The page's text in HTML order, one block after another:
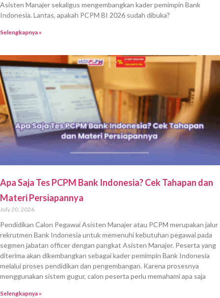
Asisten Manajer sekaligus mengembangkan kader pemimpin Bank
Indonesia. Lantas, apakah PCPM BI 2026 sudah dibuka?
Selengkapnya »
Apa Saja Tes PCPM Bank Indonesia? Cek Tahapan dan
Materi Persiapannya
July 20, 2026
Pendidikan Calon Pegawai Asisten Manajer atau PCPM merupakan jalur
rekrutmen Bank Indonesia untuk memenuhi kebutuhan pegawai pada
segmen jabatan officer dengan pangkat Asisten Manajer. Peserta yang
diterima akan dikembangkan sebagai kader pemimpin Bank Indonesia
melalui proses pendidikan dan pengembangan. Karena prosesnya
menggunakan sistem gugur, calon peserta perlu memahami apa saja
Selengkapnya »